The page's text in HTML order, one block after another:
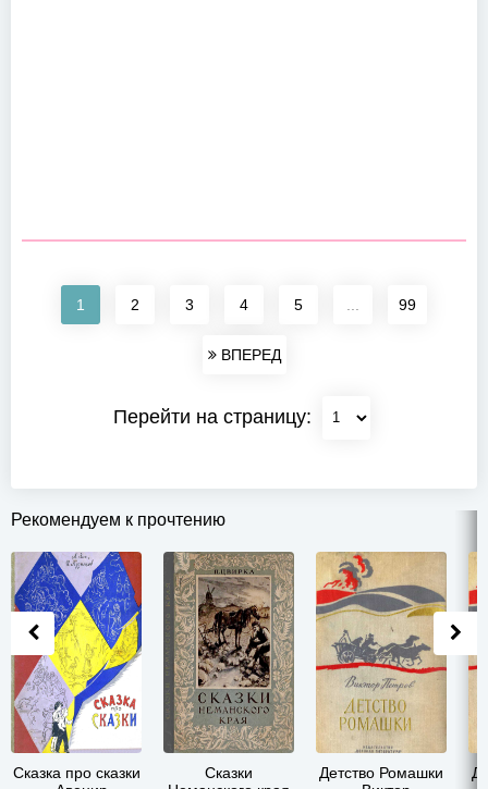
1 2 3 4 5 99
ВПЕРЕД
Перейти на страницу:
Рекомендуем к прочтению
Сказка про сказки
Сказки
Детство Ромашки